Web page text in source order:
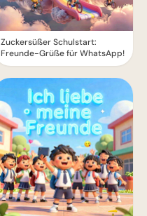
Zuckersüßer Schulstart:
Freunde-Grüße für WhatsApp!